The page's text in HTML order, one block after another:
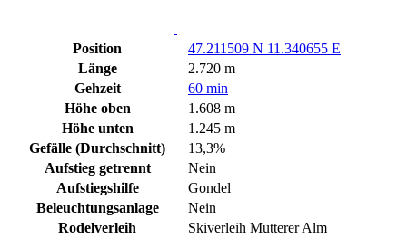
Position
47.211509 N 11.340655 E
Länge
2.720 m
Gehzeit
60 min
Höhe oben
1.608 m
Höhe unten
1.245 m
Gefälle (Durchschnitt)
13,3%
Aufstieg getrennt
Nein
Aufstiegshilfe
Gondel
Beleuchtungsanlage
Nein
Rodelverleih
Skiverleih Mutterer Alm